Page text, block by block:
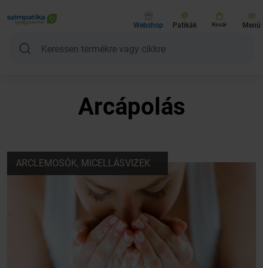
Webshop Patikák Kosár Menü
Arcápolás
ARCLEMOSÓK, MICELLÁSVIZEK